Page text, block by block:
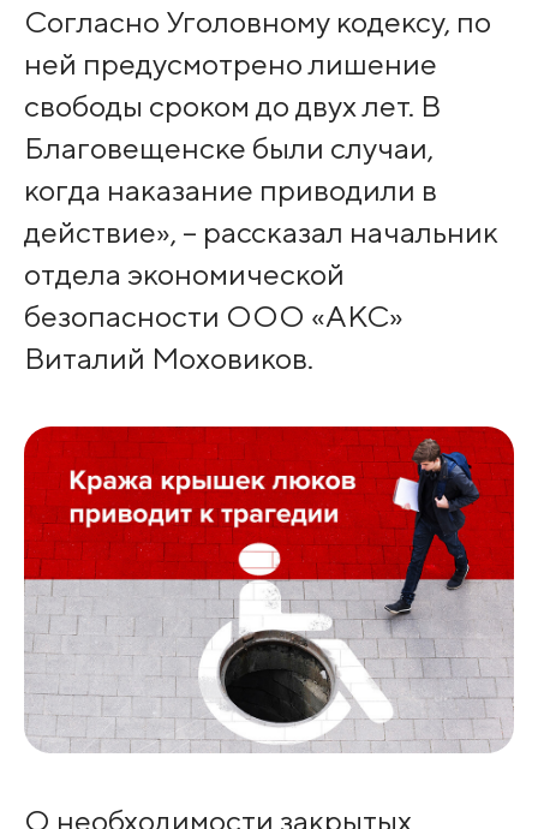
Согласно Уголовному кодексу, по
ней предусмотрено лишение
свободы сроком до двух лет. В
Благовещенске были случаи,
когда наказание приводили в
действие», – рассказал начальник
отдела экономической
безопасности ООО «АКС»
Виталий Моховиков.
О необходимости закрытых